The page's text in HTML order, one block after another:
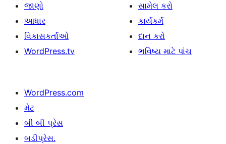
જાણો
આધાર
વિકાસકર્તાઓ
WordPress.tv
સામેલ કરો
કાર્યકર્મ
દાન કરો
ભવિષ્ય માટે પાંચ
WordPress.com
મેટ
બી બી પ્રેસ
બડીપ્રેસ.